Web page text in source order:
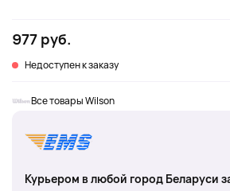
977 руб.
Недоступен к заказу
Все товары Wilson
Курьером в любой город Беларуси